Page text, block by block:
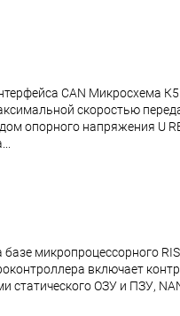
CAN Микросхема
скоростью
опорного напряжения U
микропроцессорного
включает
статического ОЗУ и ПЗУ,